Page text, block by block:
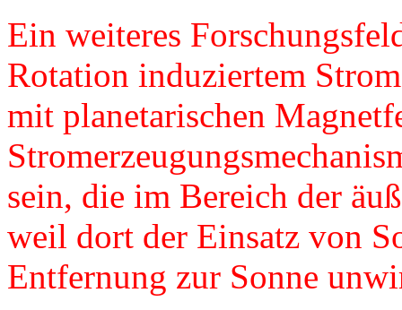
Ein weiteres
Rotation induziertem
mit planetarischen
sein, die im Bereich der
weil dort der Einsatz von
Entfernung zur Sonne